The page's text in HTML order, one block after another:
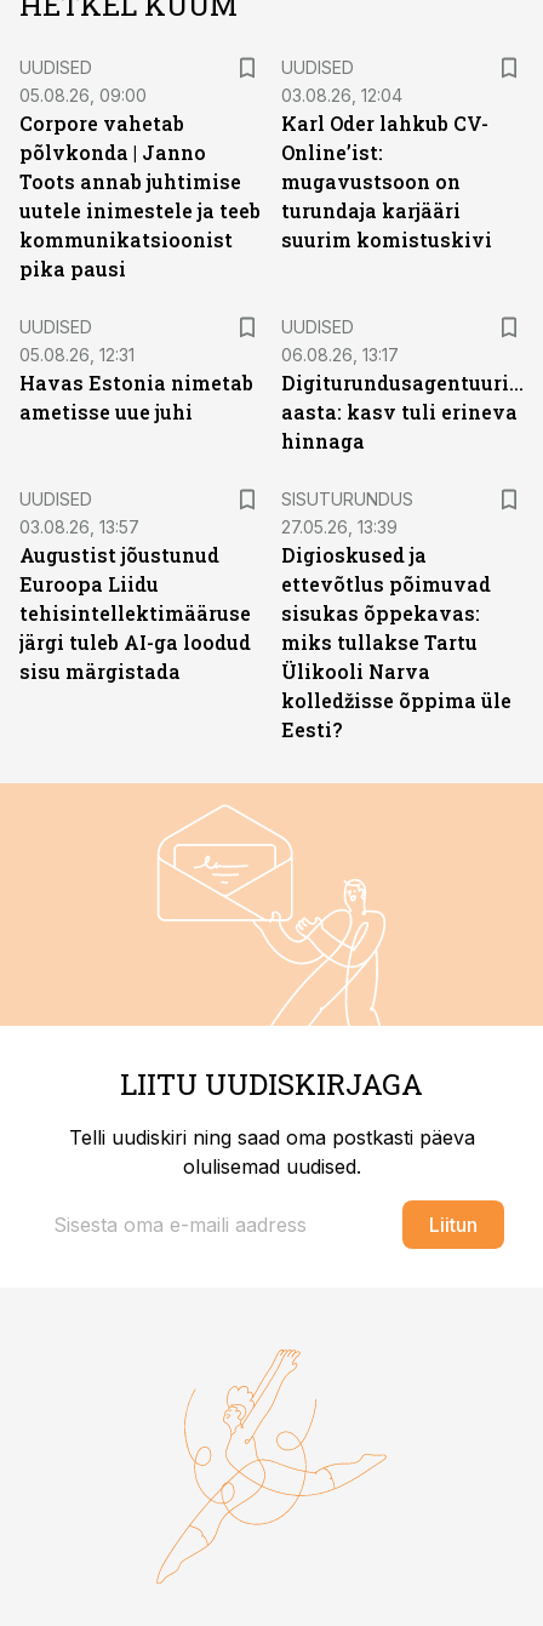
UUDISED
05.08.26, 09:00
Corpore vahetab
põlvkonda | Janno
Toots annab juhtimise
uutele inimestele ja teeb
kommunikatsioonist
pika pausi
UUDISED
03.08.26, 12:04
Karl Oder lahkub CV-
Online’ist:
mugavustsoon on
turundaja karjääri
suurim komistuskivi
UUDISED
05.08.26, 12:31
Havas Estonia nimetab
ametisse uue juhi
UUDISED
06.08.26, 13:17
Digiturundusagentuuride
aasta: kasv tuli erineva
hinnaga
UUDISED
03.08.26, 13:57
Augustist jõustunud
Euroopa Liidu
tehisintellektimääruse
järgi tuleb AI-ga loodud
sisu märgistada
SISUTURUNDUS
27.05.26, 13:39
Digioskused ja
ettevõtlus põimuvad
sisukas õppekavas:
miks tullakse Tartu
Ülikooli Narva
kolledžisse õppima üle
Eesti?
LIITU UUDISKIRJAGA
Telli uudiskiri ning saad oma postkasti päeva
olulisemad uudised.
Liitun